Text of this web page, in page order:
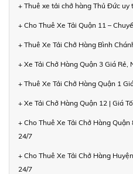
+ Thuê xe tải chở hàng Thủ Đức
+ Cho Thuê Xe Tải Quận 11 –
+ Thuê Xe Tải Chở Hàng Bình
+ Xe Tải Chở Hàng Quận 3 Giá Rẻ,
+ Thuê Xe Tải Chở Hàng Quận 1
+ Xe Tải Chở Hàng Quận 12 | Giá
+ Cho Thuê Xe Tải Chở Hàng Quận
24/7
+ Cho Thuê Xe Tải Chở Hàng
24/7